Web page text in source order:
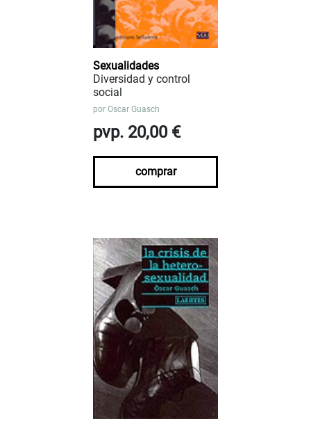
Sexualidades
Diversidad y control
social
por Oscar Guasch
pvp. 20,00 €
comprar